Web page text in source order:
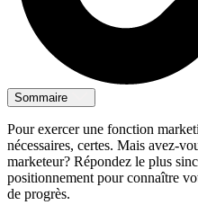
Sommaire
Pour exercer une fonction
nécessaires, certes. Mais avez-
marketeur? Répondez le plus
positionnement pour connaître
de progrès.